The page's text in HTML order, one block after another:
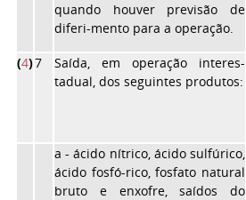
quando houver previsão de
diferi-mento para a operação.
(4)7
Saída, em operação interes-
tadual, dos seguintes produtos:
a - ácido nítrico, ácido sulfúrico,
ácido fosfó-rico, fosfato natural
bruto e enxofre, saídos do